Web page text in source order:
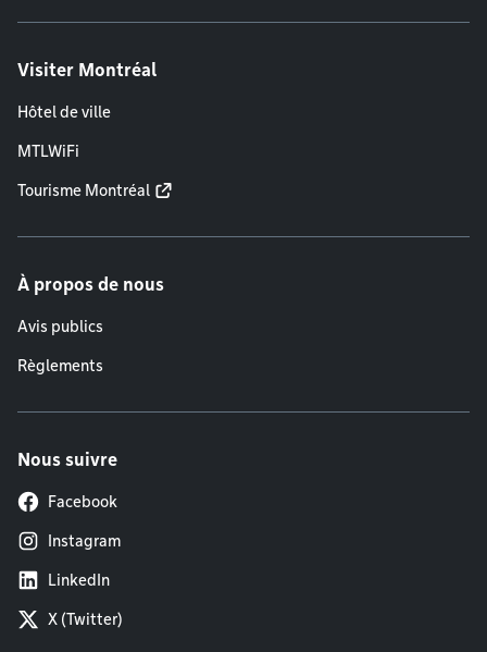
Visiter Montréal
Hôtel de ville
MTLWiFi
Tourisme Montréal
À propos de nous
Avis publics
Règlements
Nous suivre
Facebook
Instagram
LinkedIn
X (Twitter)